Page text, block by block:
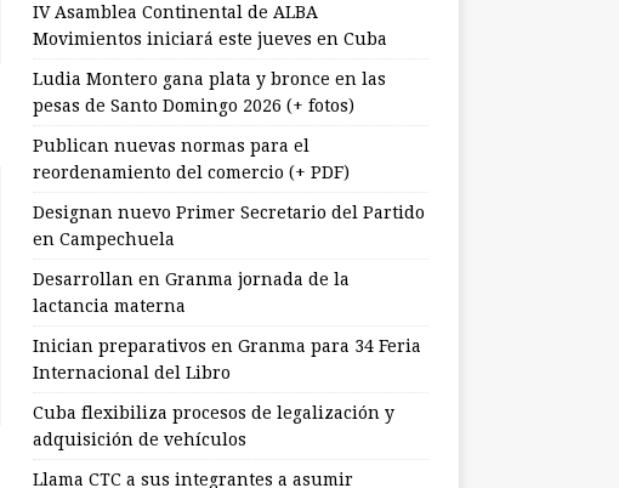
IV Asamblea Continental de ALBA
Movimientos iniciará este jueves en Cuba
Ludia Montero gana plata y bronce en las
pesas de Santo Domingo 2026 (+ fotos)
Publican nuevas normas para el
reordenamiento del comercio (+ PDF)
Designan nuevo Primer Secretario del Partido
en Campechuela
Desarrollan en Granma jornada de la
lactancia materna
Inician preparativos en Granma para 34 Feria
Internacional del Libro
Cuba flexibiliza procesos de legalización y
adquisición de vehículos
Llama CTC a sus integrantes a asumir